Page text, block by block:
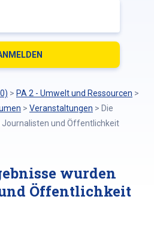
> PA 2 - Umwelt und Ressourcen >
> Veranstaltungen > Die
und Öffentlichkeit
wurden
Öffentlichkeit